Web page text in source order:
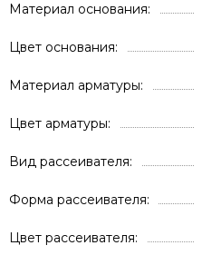
Материал основания
Цвет основания
Материал арматуры
Цвет арматуры
Вид рассеивателя
Форма рассеивателя
Цвет рассеивателя